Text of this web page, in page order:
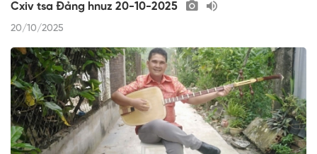
Cxiv tsa Đảng hnuz 20-10-2025
20/10/2025